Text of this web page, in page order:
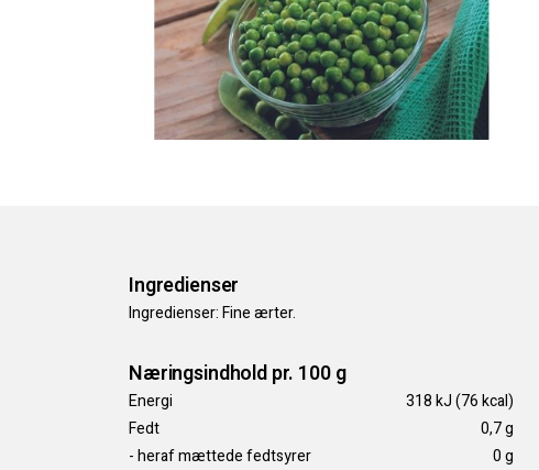
Ingredienser
Ingredienser: Fine ærter.
Næringsindhold pr. 100 g
Energi
318 kJ (76 kcal)
Fedt
0,7 g
- heraf mættede fedtsyrer
0 g